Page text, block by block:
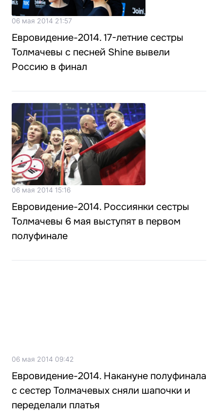
06 мая 2014 21:57
Евровидение-2014. 17-летние сестры
Толмачевы с песней Shine вывели
Россию в финал
06 мая 2014 15:16
Евровидение-2014. Россиянки сестры
Толмачевы 6 мая выступят в первом
полуфинале
06 мая 2014 09:42
Евровидение-2014. Накануне полуфинала
с сестер Толмачевых сняли шапочки и
переделали платья